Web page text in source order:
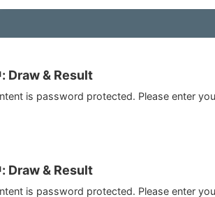
Draw & Result
is password protected. Please enter
Draw & Result
is password protected. Please enter